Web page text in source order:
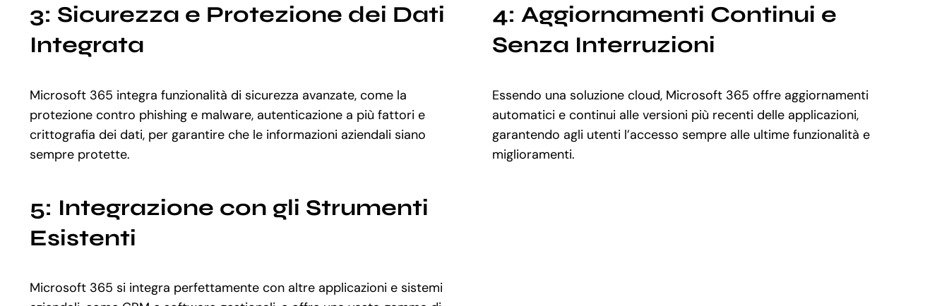
3: Sicurezza e Protezione dei Dati
Integrata
Microsoft 365 integra funzionalità di sicurezza avanzate, come la
protezione contro phishing e malware, autenticazione a più fattori e
crittografia dei dati, per garantire che le informazioni aziendali siano
sempre protette.
4: Aggiornamenti Continui e
Senza Interruzioni
Essendo una soluzione cloud, Microsoft 365 offre aggiornamenti
automatici e continui alle versioni più recenti delle applicazioni,
garantendo agli utenti l’accesso sempre alle ultime funzionalità e
miglioramenti.
5: Integrazione con gli Strumenti
Esistenti
Microsoft 365 si integra perfettamente con altre applicazioni e sistemi